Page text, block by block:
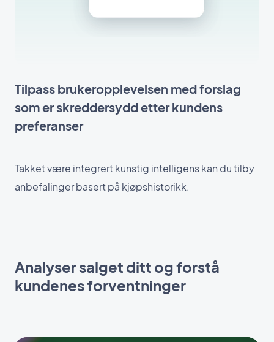
Tilpass brukeropplevelsen med forslag
som er skreddersydd etter kundens
preferanser
Takket være integrert kunstig intelligens kan du tilby
anbefalinger basert på kjøpshistorikk.
Analyser salget ditt og forstå
kundenes forventninger